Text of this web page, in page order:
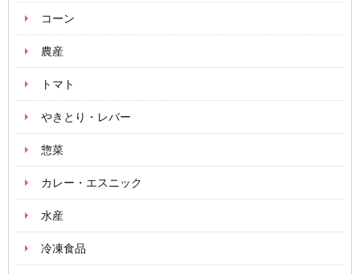
コーン
農産
トマト
やきとり・レバー
惣菜
カレー・エスニック
水産
冷凍食品